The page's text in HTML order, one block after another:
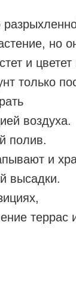
но
и цветет
только
воздуха.
полив.
и
высадки.
террас